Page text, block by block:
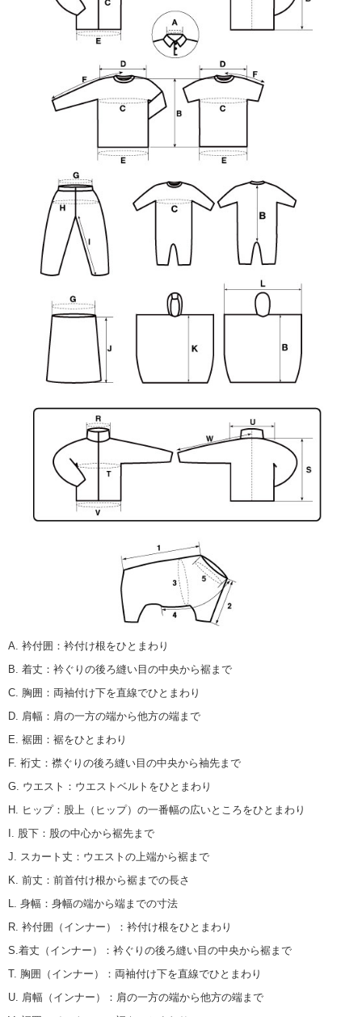
A. 衿付囲 ： 衿付け根をひとまわり
B. 着丈 ： 衿ぐりの後ろ縫い目の中央から裾まで
C. 胸囲 ： 両袖付け下を直線でひとまわり
D. 肩幅 ： 肩の一方の端から他方の端まで
E. 裾囲 ： 裾をひとまわり
F. 裄丈 ： 襟ぐりの後ろ縫い目の中央から袖先まで
G. ウエスト ： ウエストベルトをひとまわり
H. ヒップ： 股上（ヒップ）の一番幅の広いところをひとまわり
I. 股下 ： 股の中心から裾先まで
J. スカート丈 ： ウエストの上端から裾まで
K. 前丈 ： 前首付け根から裾までの長さ
L. 身幅 ： 身幅の端から端までの寸法
R. 衿付囲（インナー）
： 衿付け根をひとまわり
S.着丈（インナー）
： 衿ぐりの後ろ縫い目の中央から裾まで
T. 胸囲（インナー）
： 両袖付け下を直線でひとまわり
U. 肩幅（インナー）
： 肩の一方の端から他方の端まで